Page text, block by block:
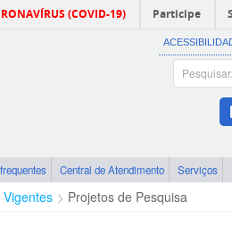
(COVID-19) Participe
Central de Atendimento Serviços
Projetos de Pesquisa